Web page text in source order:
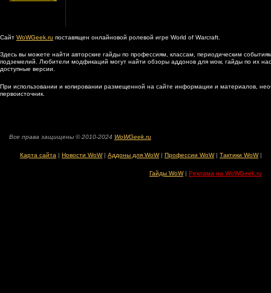
Сайт WoWGeek.ru поставящен онлайновой ролевой игре World of Warcraft.
Здесь вы можете найти авторские гайды по профессиям, классам, периодическим
подземелий. Любители модфикаций могут найти обзоры аддонов для wow, гайды по их
доступные версии.
При использовании и копировании размещенной на сайте информации и материалов,
первоисточник.
Все права защищены © 2010-2024 WoWGeek.ru
Карта сайта | Новости WoW| Аддоны для WoW| Профессии WoW| Тактики WoW|
Гайды WoW| Реклама на WoWGeek.ru